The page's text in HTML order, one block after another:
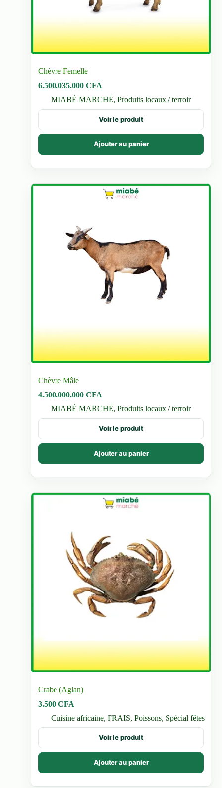
Chèvre Femelle
6.500.035.000CFA
MIABÉ MARCHÉ,Produits locaux / terroir
Voir le produit
Ajouter au panier
Chèvre Mâle
4.500.000.000CFA
MIABÉ MARCHÉ,Produits locaux / terroir
Voir le produit
Ajouter au panier
Crabe (Aglan)
3.500CFA
Cuisine africaine,FRAIS,Poissons, Spécial fêtes
Voir le produit
Ajouter au panier